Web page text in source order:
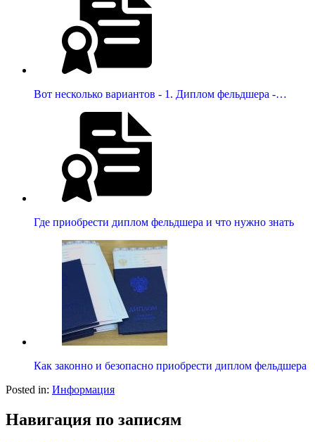
Вот несколько вариантов - 1. Диплом фельдшера -…
Где приобрести диплом фельдшера и что нужно знать
Как законно и безопасно приобрести диплом фельдшера
Posted in: Информация
Навигация по записям